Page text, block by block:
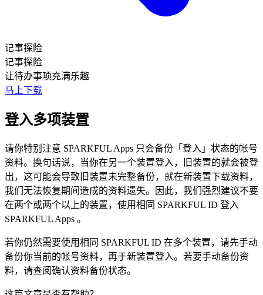
记事探险
记事探险
让待办事项充满乐趣
马上下载
登入多项装置
请你特别注意 SPARKFUL Apps 只会备份「登入」状态的帐号
资料。换句话说，当你在另一个装置登入，旧装置的就会被登
出，这可能会导致旧装置未完整备份，就在新装置下载资料，
我们无法恢复期间造成的资料遗失。因此，我们强烈建议不要
在两个或两个以上的装置，使用相同 SPARKFUL ID 登入
SPARKFUL Apps 。
若你仍然需要使用相同 SPARKFUL ID 在多个装置，请先手动
备份你当前的帐号资料，再于新装置登入。若要手动备份资
料，请查阅确认资料备份状态。